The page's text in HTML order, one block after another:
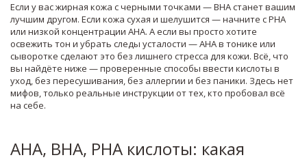
Если у вас жирная кожа с черными точками — BHA станет вашим
лучшим другом. Если кожа сухая и шелушится — начните с PHA
или низкой концентрации AHA. А если вы просто хотите
освежить тон и убрать следы усталости — AHA в тонике или
сыворотке сделают это без лишнего стресса для кожи. Всё, что
вы найдёте ниже — проверенные способы ввести кислоты в
уход, без пересушивания, без аллергии и без паники. Здесь нет
мифов, только реальные инструкции от тех, кто пробовал всё
на себе.
AHA, BHA, PHA кислоты: какая